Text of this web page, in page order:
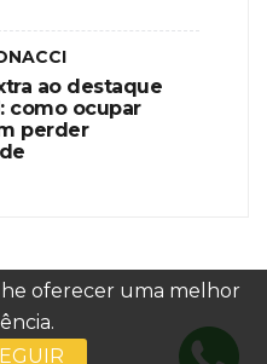
oferecer uma melhor
ao destaque
como ocupar
perder